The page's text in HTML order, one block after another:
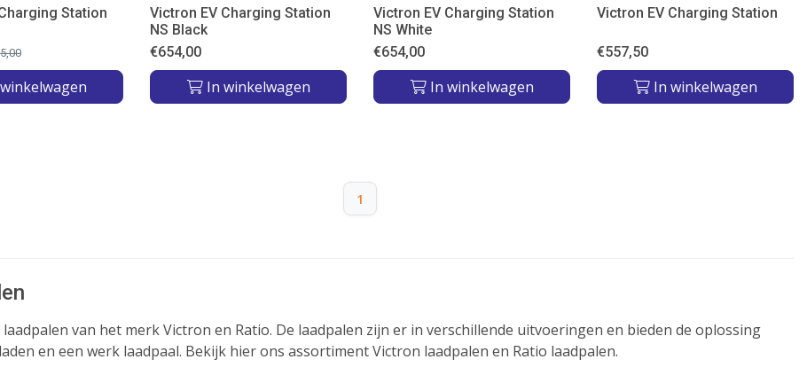
Station
Victron EV Charging Station
NS Black
€654,00
In winkelwagen
Victron EV Charging Station
NS White
€654,00
In winkelwagen
Victron EV Charging Station
€557,50
In winkelwagen
1
van het merk Victron en Ratio. De laadpalen zijn er in verschillende uitvoeringen en bieden de oplossing
en een werk laadpaal. Bekijk hier ons assortiment Victron laadpalen en Ratio laadpalen.